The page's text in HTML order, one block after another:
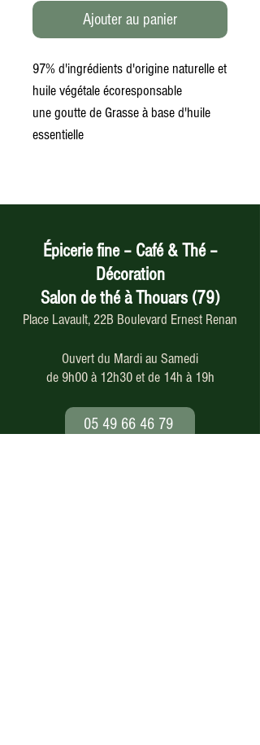
Ajouter au panier
97% d'ingrédients d'origine naturelle et
huile végétale écoresponsable
une goutte de Grasse à base d'huile
essentielle
Épicerie fine – Café & Thé –
Décoration
Salon de thé à Thouars (79)
Place Lavault, 22B Boulevard Ernest Renan
Ouvert du Mardi au Samedi
de 9h00 à 12h30 et de 14h à 19h
05 49 66 46 79